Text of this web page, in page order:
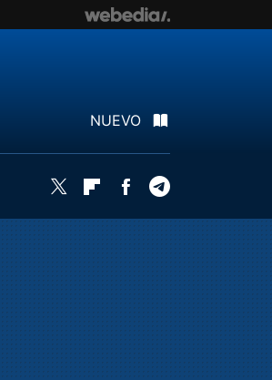
NUEVO
Twitter FlipboardFacebook